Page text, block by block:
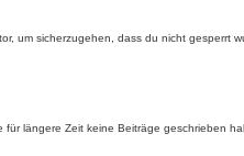
um sicherzugehen, dass du nicht gesperrt
längere Zeit keine Beiträge geschrieben